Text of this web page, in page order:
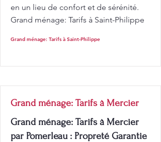
en un lieu de confort et de sérénité.
Grand ménage: Tarifs à Saint-Philippe
Grand ménage: Tarifs à Saint-Philippe
Grand ménage: Tarifs à Mercier
Grand ménage: Tarifs à Mercier
par Pomerleau : Propreté Garantie